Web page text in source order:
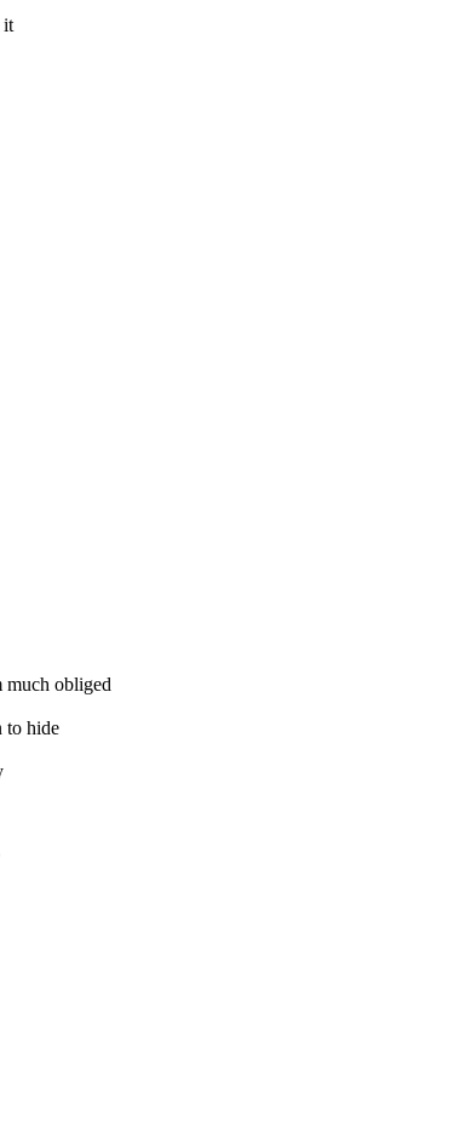
it
much obliged
to hide